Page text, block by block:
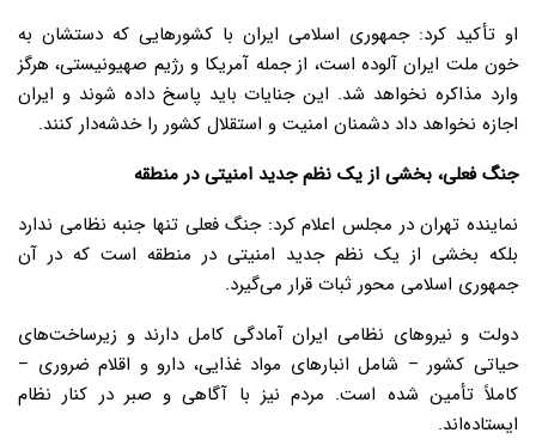
او تأکید کرد: جمهوری اسلامی ایران با کشورهایی که دستشان به
خون ملت ایران آلوده است، از جمله آمریکا و رژیم صهیونیستی، هرگز
وارد مذاکره نخواهد شد. این جنایات باید پاسخ داده شوند و ایران
اجازه نخواهد داد دشمنان امنیت و استقلال کشور را خدشه‌دار کنند.
جنگ فعلی، بخشی از یک نظم جدید امنیتی در منطقه
نماینده تهران در مجلس اعلام کرد: جنگ فعلی تنها جنبه نظامی ندارد
بلکه بخشی از یک نظم جدید امنیتی در منطقه است که در آن
جمهوری اسلامی محور ثبات قرار می‌گیرد.
دولت و نیروهای نظامی ایران آمادگی کامل دارند و زیرساخت‌های
حیاتی کشور – شامل انبارهای مواد غذایی، دارو و اقلام ضروری –
کاملاً تأمین شده است. مردم نیز با آگاهی و صبر در کنار نظام
ایستاده‌اند.